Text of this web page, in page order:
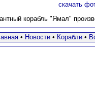
скачать
корабль "Ямал"
• Новости• Корабли•